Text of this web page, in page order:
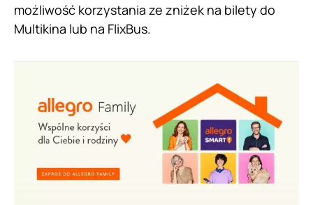
możliwość korzystania ze zniżek na bilety do
Multikina lub na FlixBus.